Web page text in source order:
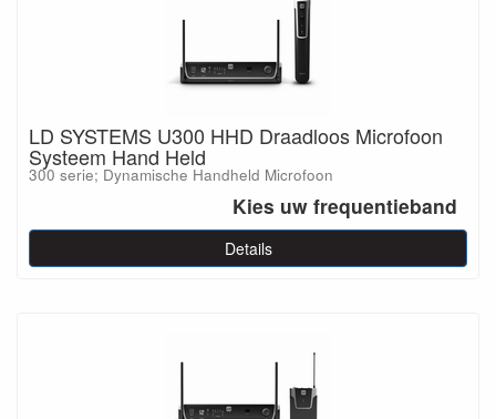
LD SYSTEMS U300 HHD Draadloos Microfoon
Systeem Hand Held
300 serie; Dynamische Handheld Microfoon
Kies uw frequentieband
Details